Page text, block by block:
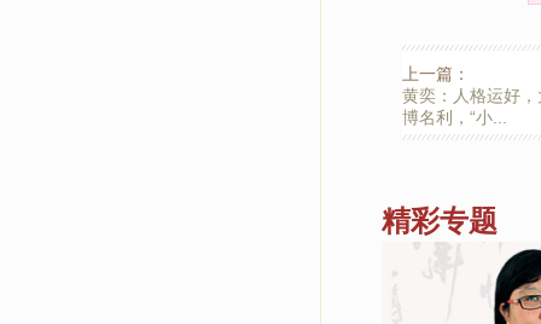
上一篇：
黄奕：人格运好，
博名利，“小...
精彩专题